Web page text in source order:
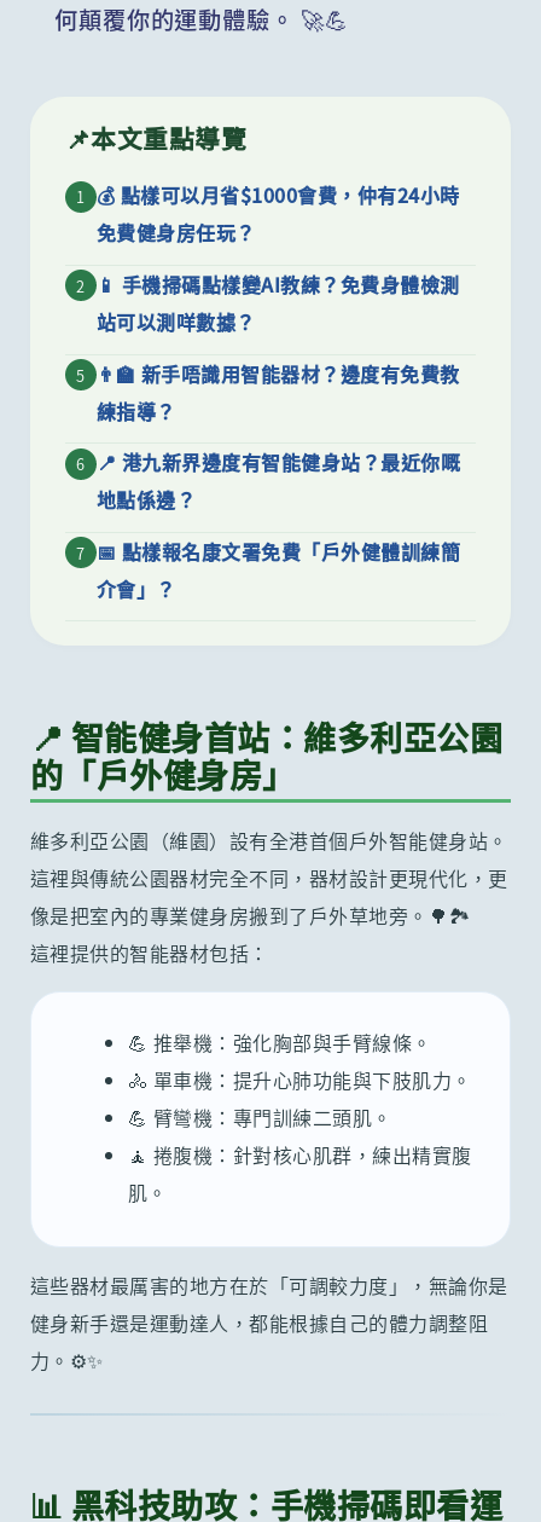
何顛覆你的運動體驗。 🚀💪
📌本文重點導覽
1 💰 點樣可以月省$1000會費，仲有24小時
免費健身房任玩？
2 📱 手機掃碼點樣變AI教練？免費身體檢測
站可以測咩數據？
5 👨‍🏫 新手唔識用智能器材？邊度有免費教
練指導？
6 📍 港九新界邊度有智能健身站？最近你嘅
地點係邊？
7 📅 點樣報名康文署免費「戶外健體訓練簡
介會」？
📍 智能健身首站：維多利亞公園
的「戶外健身房」
維多利亞公園（維園）設有全港首個戶外智能健身站。
這裡與傳統公園器材完全不同，器材設計更現代化，更
像是把室內的專業健身房搬到了戶外草地旁。🌳🏞️
這裡提供的智能器材包括：
💪 推舉機：強化胸部與手臂線條。
🚴 單車機：提升心肺功能與下肢肌力。
💪 臂彎機：專門訓練二頭肌。
🧘 捲腹機：針對核心肌群，練出精實腹
肌。
這些器材最厲害的地方在於「可調較力度」，無論你是
健身新手還是運動達人，都能根據自己的體力調整阻
力。⚙️✨
📊 黑科技助攻：手機掃碼即看運